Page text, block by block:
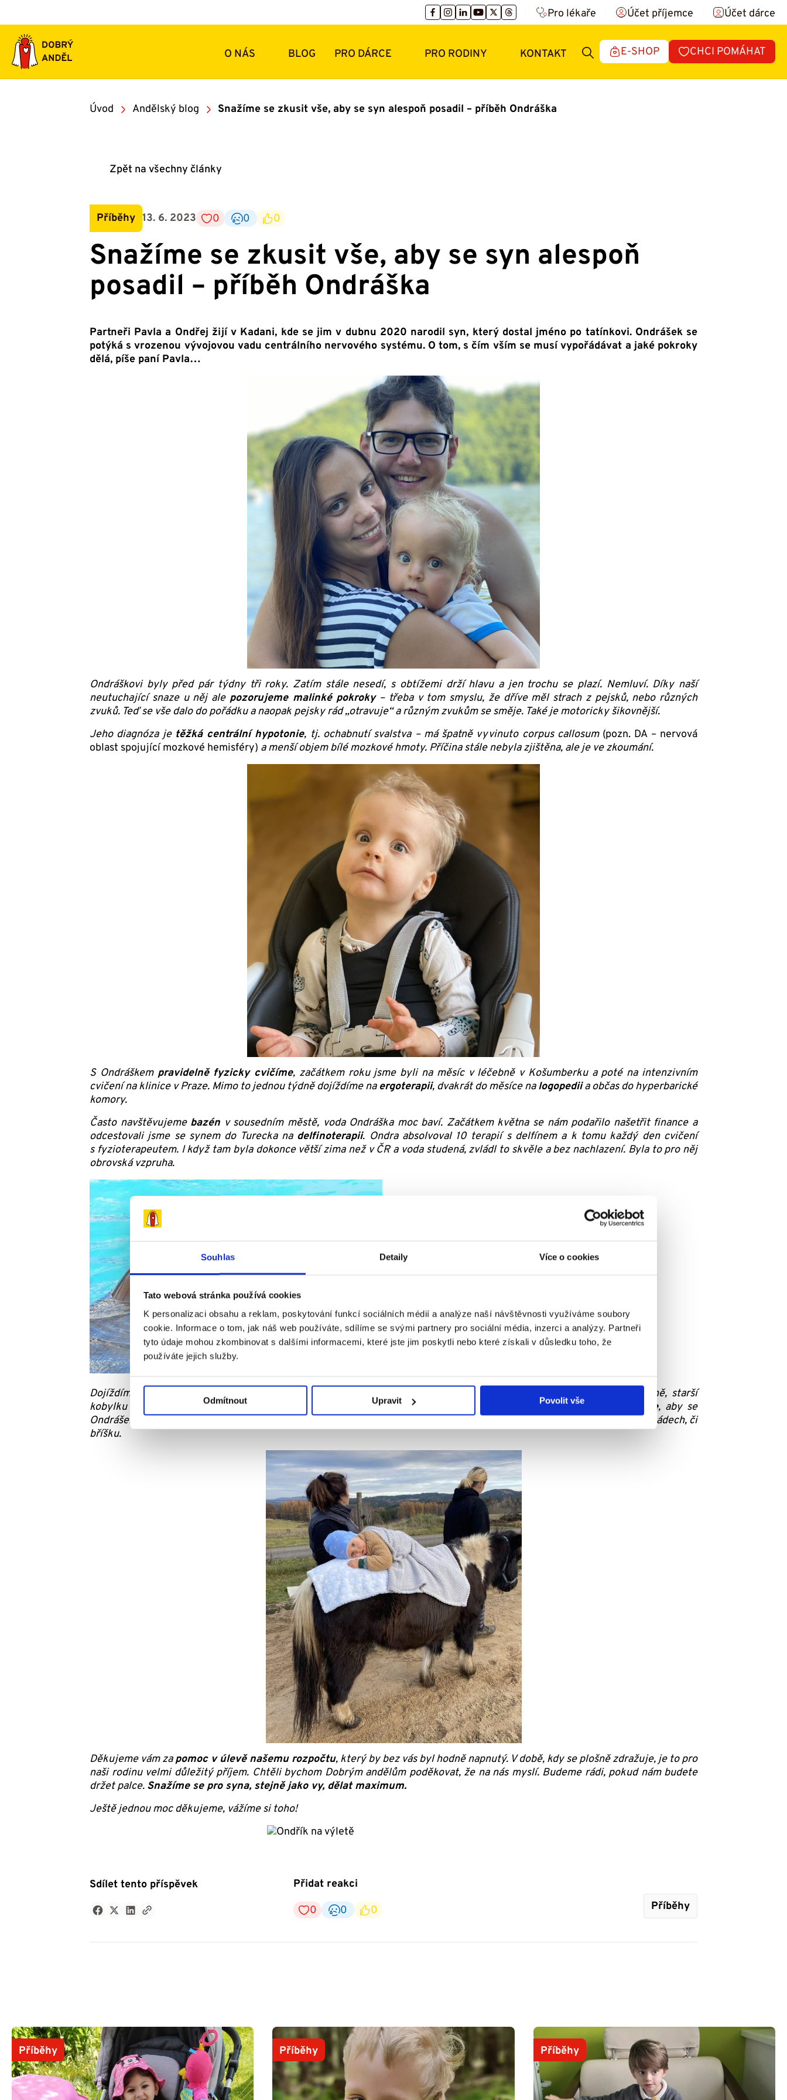
Souhlas Detaily Více o cookies
Tato webová stránka používá cookies
K personalizaci obsahu a reklam, poskytování funkcí sociálních médií a analýze naší návštěvnosti využíváme soubory
cookie. Informace o tom, jak náš web používáte, sdílíme se svými partnery pro sociální média, inzerci a analýzy. Partneři
tyto údaje mohou zkombinovat s dalšími informacemi, které jste jim poskytli nebo které získali v důsledku toho, že
používáte jejich služby.
Odmítnout Upravit Povolit vše
obsah
Pro lékaře Účet příjemce Účet dárce
O NÁS BLOG PRO DÁRCE PRO RODINY KONTAKT E-SHOP CHCI POMÁHAT
Úvod Andělský blog Snažíme se zkusit vše, aby se syn alespoň posadil – příběh Ondráška
Zpět na všechny články
Příběhy 13. 6. 2023 0 0 0
Snažíme se zkusit vše, aby se syn alespoň
posadil – příběh Ondráška
Partneři Pavla a Ondřej žijí v Kadani, kde se jim v dubnu 2020 narodil syn, který dostal jméno po tatínkovi. Ondrášek se
potýká s vrozenou vývojovou vadu centrálního nervového systému. O tom, s čím vším se musí vypořádávat a jaké pokroky
dělá, píše paní Pavla…
Ondráškovi byly před pár týdny tři roky. Zatím stále nesedí, s obtížemi drží hlavu a jen trochu se plazí. Nemluví. Díky naší
neutuchající snaze u něj ale pozorujeme malinké pokroky– třeba v tom smyslu, že dříve měl strach z pejsků, nebo různých
zvuků. Teď se vše dalo do pořádku a naopak pejsky rád „otravuje“ a různým zvukům se směje. Také je motoricky šikovnější.
Jeho diagnóza je těžká centrální hypotonie, tj. ochabnutí svalstva – má špatně vyvinuto corpus callosum (pozn. DA – nervová
oblast spojující mozkové hemisféry) a menší objem bílé mozkové hmoty. Příčina stále nebyla zjištěna, ale je ve zkoumání.
S Ondráškem pravidelně fyzicky cvičíme, začátkem roku jsme byli na měsíc v léčebně v Košumberku a poté na intenzivním
cvičení na klinice v Praze. Mimo to jednou týdně dojíždíme na ergoterapii, dvakrát do měsíce nalogopediia občas do hyperbarické
komory.
Často navštěvujeme bazén v sousedním městě, voda Ondráška moc baví. Začátkem května se nám podařilo našetřit finance a
odcestovali jsme se synem do Turecka na delfinoterapii. Ondra absolvoval 10 terapií s delfínem a k tomu každý den cvičení
s fyzioterapeutem. I když tam byla dokonce větší zima než v ČR a voda studená, zvládl to skvěle a bez nachlazení. Byla to pro něj
obrovská vzpruha.
Dojíždíme též na profesionální
, v březnu jsme byli na týdenním pobytu. Kromě toho máme i vlastní koně, starší
kobylku a jejího syna, které Ondrášek miluje a dvakrát do týdne na nich také rehabilituje.Snažíme se zkusit vše, aby se
Ondrášek aspoň posadil a u toho pevně držel tělíčko. Sám poznal, že se mu svět líbí víc z vyšší polohy, než jen v leže na zádech, či
bříšku.
Děkujeme vám zapomoc v úlevě našemu rozpočtu, který by bez vás byl hodně napnutý. V době, kdy se plošně zdražuje, je to pro
naši rodinu velmi důležitý příjem. Chtěli bychom Dobrým andělům poděkovat, že na nás myslí. Budeme rádi, pokud nám budete
držet palce. Snažíme se pro syna, stejně jako vy, dělat maximum.
Ještě jednou moc děkujeme, vážíme si toho!
Sdílet tento příspěvek
Přidat reakci
0
0 0 Příběhy
Příběhy Příběhy Příběhy